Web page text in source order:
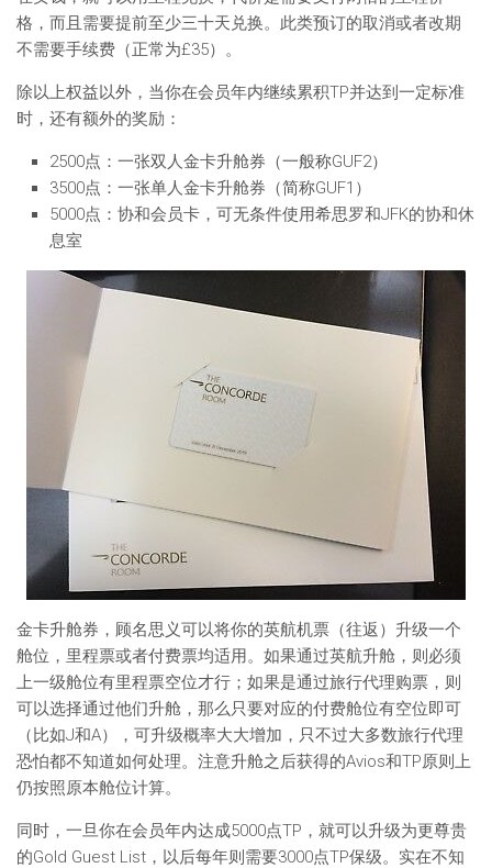
格，而且需要提前至少三十天兑换。此类预订的取消或者改期
不需要手续费（正常为£35）。
除以上权益以外，当你在会员年内继续累积TP并达到一定标准
时，还有额外的奖励：
2500点：一张双人金卡升舱券（一般称GUF2）
3500点：一张单人金卡升舱券（简称GUF1）
5000点：协和会员卡，可无条件使用希思罗和JFK的协和休
息室
金卡升舱券，顾名思义可以将你的英航机票（往返）升级一个
舱位，里程票或者付费票均适用。如果通过英航升舱，则必须
上一级舱位有里程票空位才行；如果是通过旅行代理购票，则
可以选择通过他们升舱，那么只要对应的付费舱位有空位即可
（比如J和A），可升级概率大大增加，只不过大多数旅行代理
恐怕都不知道如何处理。注意升舱之后获得的Avios和TP原则上
仍按照原本舱位计算。
同时，一旦你在会员年内达成5000点TP，就可以升级为更尊贵
的Gold Guest List，以后每年则需要3000点TP保级。实在不知